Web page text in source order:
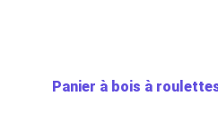
Panier à bois à